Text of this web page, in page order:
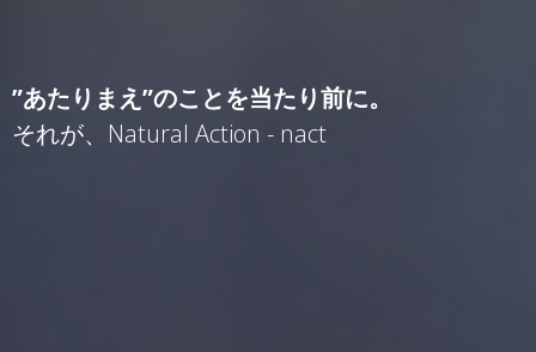
”あたりまえ”のことを当たり前に。
それが、Natural Action - nact